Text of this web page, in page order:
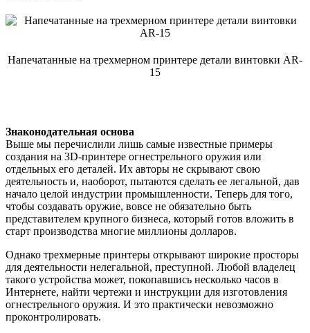
Напечатанные на трехмерном принтере детали винтовки AR-
15
Знаконодательная основа
Выше мы перечислили лишь самые известные примеры
создания на 3D-принтере огнестрельного оружия или
отдельных его деталей. Их авторы не скрывают свою
деятельность и, наоборот, пытаются сделать ее легальной, дав
начало целой индустрии промышленности. Теперь для того,
чтобы создавать оружие, вовсе не обязательно быть
представителем крупного бизнеса, который готов вложить в
старт производства многие миллионы долларов.
Однако трехмерные принтеры открывают широкие просторы
для деятельности нелегальной, преступной. Любой владелец
такого устройства может, покопавшись несколько часов в
Интернете, найти чертежи и инструкции для изготовления
огнестрельного оружия. И это практически невозможно
проконтролировать.